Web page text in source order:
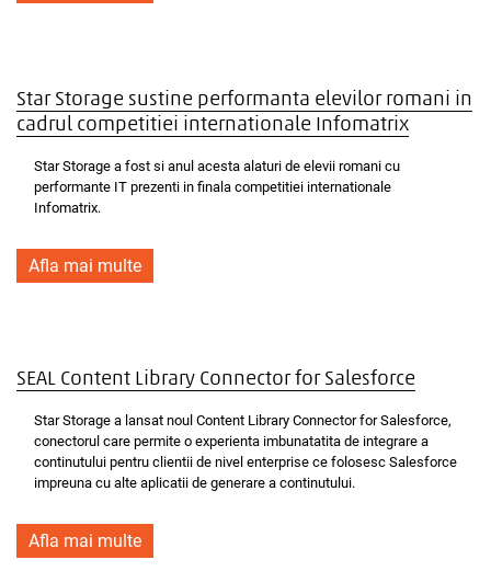
Star Storage sustine performanta elevilor romani in
cadrul competitiei internationale Infomatrix
Star Storage a fost si anul acesta alaturi de elevii romani cu
performante IT prezenti in finala competitiei internationale
Infomatrix.
Afla mai multe
SEAL Content Library Connector for Salesforce
Star Storage a lansat noul Content Library Connector for Salesforce,
conectorul care permite o experienta imbunatatita de integrare a
continutului pentru clientii de nivel enterprise ce folosesc Salesforce
impreuna cu alte aplicatii de generare a continutului.
Afla mai multe